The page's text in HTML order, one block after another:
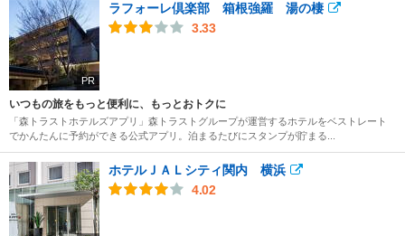
PR
ラフォーレ倶楽部 箱根強羅 湯の棲
3.33
いつもの旅をもっと便利に、もっとおトクに
「森トラストホテルズアプリ」森トラストグループが運営するホテルをベストレート
でかんたんに予約ができる公式アプリ。泊まるたびにスタンプが貯まる...
ホテルＪＡＬシティ関内 横浜
4.02